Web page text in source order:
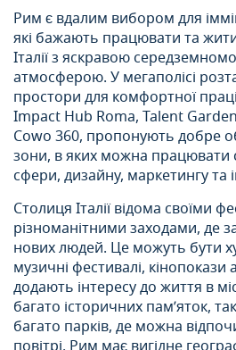
Рим є вдалим вибором для
які бажають працювати та
Італії з яскравою
атмосферою. У мегаполісі
простори для комфортної
Impact Hub Roma, Talent
Cowo 360, пропонують добре
зони, в яких можна працювати
сфери, дизайну, маркетингу та
Столиця Італії відома своїми
різноманітними заходами, де
нових людей. Це можуть бути
музичні фестивалі,
додають інтересу до життя в
багато історичних пам’яток,
багато парків, де можна